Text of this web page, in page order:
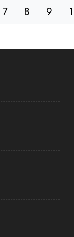
7 8 9